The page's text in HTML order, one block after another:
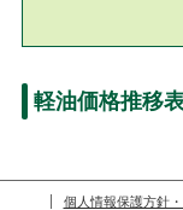
軽油価格推移
個人情報保護方針